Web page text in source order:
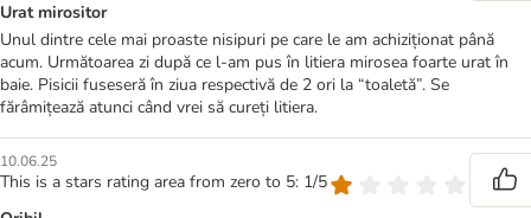
Urat mirositor
Unul dintre cele mai proaste nisipuri pe care le am achiziționat până
acum. Următoarea zi după ce l-am pus în litiera mirosea foarte urat în
baie. Pisicii fuseseră în ziua respectivă de 2 ori la “toaletă”. Se
fărâmițează atunci când vrei să cureți litiera.
10.06.25
This is a stars rating area from zero to 5: 1/5